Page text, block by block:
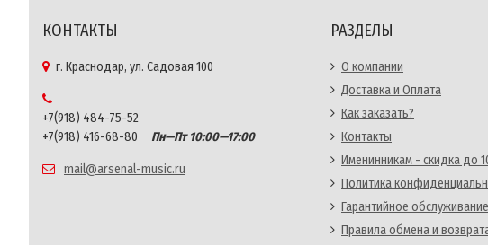
КОНТАКТЫ
г. Краснодар, ул. Садовая 100
+7(918) 484-75-52
+7(918) 416-68-80
Пн—Пт 10:00—17:00
mail@arsenal-music.ru
РАЗДЕЛЫ
О компании
Доставка и Оплата
Как заказать?
Контакты
Именинникам - скидка до
Политика
Гарантийное обслуживание
Правила обмена и